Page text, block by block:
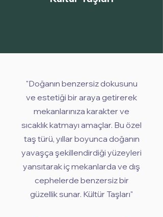
"Doğanın benzersiz dokusunu
ve estetiği bir araya getirerek
mekanlarınıza karakter ve
sıcaklık katmayı amaçlar. Bu özel
taş türü, yıllar boyunca doğanın
yavaşça şekillendirdiği yüzeyleri
yansıtarak iç mekanlarda ve dış
cephelerde benzersiz bir
güzellik sunar. Kültür Taşları"